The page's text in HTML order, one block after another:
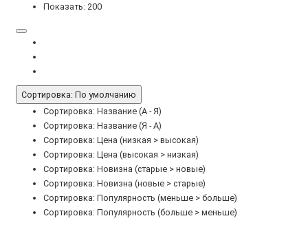
Показать: 200
Сортировка: По умолчанию
Сортировка: Название (А - Я)
Сортировка: Название (Я - А)
Сортировка: Цена (низкая > высокая)
Сортировка: Цена (высокая > низкая)
Сортировка: Новизна (старые > новые)
Сортировка: Новизна (новые > старые)
Сортировка: Популярность (меньше > больше)
Сортировка: Популярность (больше > меньше)